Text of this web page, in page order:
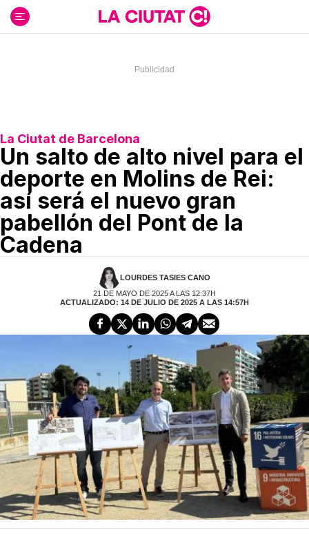
contenido
La Ciutat de Barcelona
Un salto de alto nivel para el
deporte en Molins de Rei:
así será el nuevo gran
pabellón del Pont de la
Cadena
LOURDES TASIES CANO
21 DE MAYO DE 2025 A LAS 12:37H
ACTUALIZADO: 14 DE JULIO DE 2025 A LAS 14:57H